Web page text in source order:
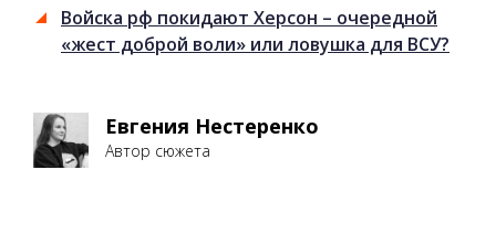
Войска рф покидают Херсон – очередной
«жест доброй воли» или ловушка для ВСУ?
Евгения Нестеренко
Автор сюжета